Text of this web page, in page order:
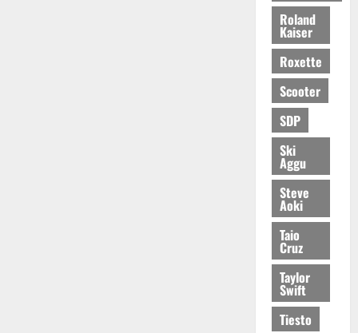
Roland
Kaiser
Roxette
Scooter
SDP
Ski
Aggu
Steve
Aoki
Taio
Cruz
Taylor
Swift
Tiesto